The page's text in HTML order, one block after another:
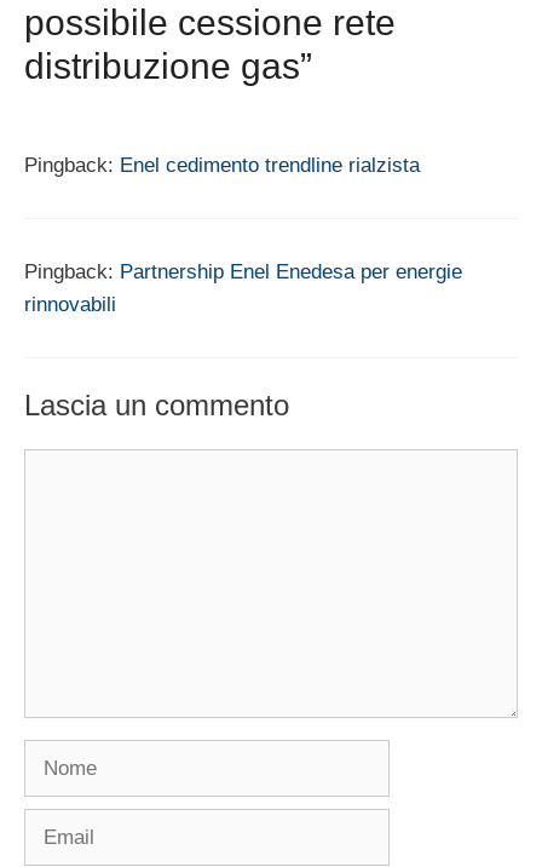
possibile cessione rete
distribuzione gas”
Pingback: Enel cedimento trendline rialzista
Pingback: Partnership Enel Enedesa per energie
rinnovabili
Lascia un commento
Nome
Email